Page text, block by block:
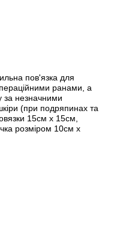
пов'язка для
ранами, а
за незначними
(при подряпинах та
15см х 15см,
розміром 10см х